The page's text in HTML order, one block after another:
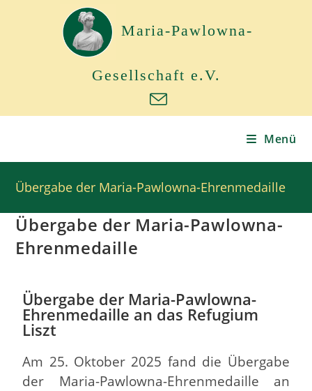
Maria-Pawlowna-
Gesellschaft e.V.
Menü
Übergabe der Maria-Pawlowna-Ehrenmedaille
Übergabe der Maria-Pawlowna-
Ehrenmedaille
Übergabe der Maria-Pawlowna-
Ehrenmedaille an das Refugium
Liszt
Am 25. Oktober 2025 fand die Übergabe
der Maria-Pawlowna-Ehrenmedaille an